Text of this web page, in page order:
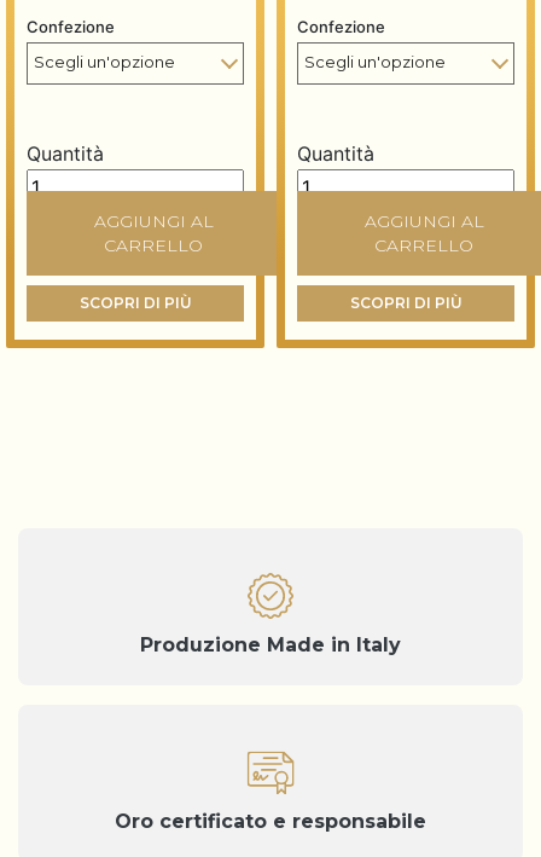
Confezione
Quantità
Gommalacca TN in soluzione quantità
AGGIUNGI AL
CARRELLO
SCOPRI DI PIÙ
Confezione
Quantità
Prep & Seal - Sigillante
AGGIUNGI AL
CARRELLO
SCOPRI DI PIÙ
Produzione Made in Italy
Oro certificato e responsabile